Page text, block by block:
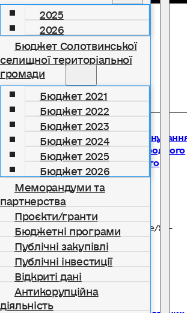
2025
2026
Бюджет Солотвинської
селищної територіальної
громади
Бюджет 2021
Бюджет 2022
Бюджет 2023
Бюджет 2024
Бюджет 2025
Бюджет 2026
Меморандуми та
партнерства
Проєкти/гранти
Бюджетні програми
Публічні закупівлі
Публічні інвестиції
Відкриті дані
Антикорупційна
діяльність
постійної комісії з питань
бюджету, інвестицій та міжнародного
соціально-економічного
– 10 липня 2026 року
K5VDBpIzIb4
JViqdTQNh0I https://youtu.be/YZ-